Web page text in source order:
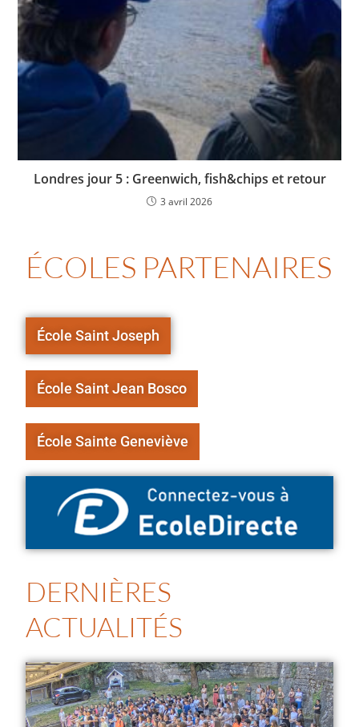
Londres jour 5 : Greenwich, fish&chips et retour
3 avril 2026
ÉCOLES PARTENAIRES
École Saint Joseph
École Saint Jean Bosco
École Sainte Geneviève
DERNIÈRES
ACTUALITÉS